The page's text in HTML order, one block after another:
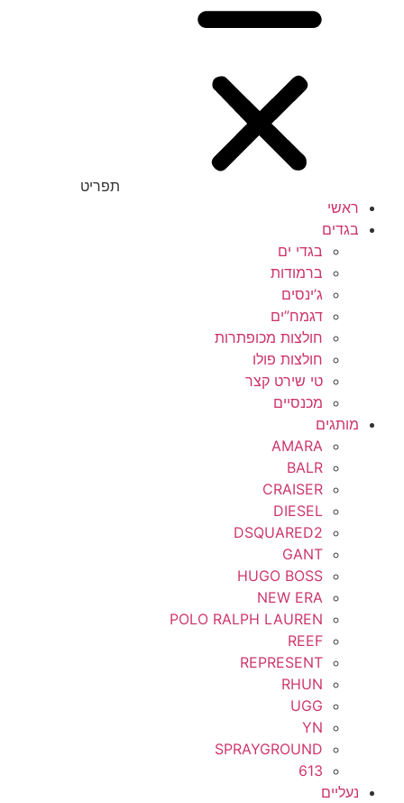
תפריט
ראשי
בגדים
בגדי ים
ברמודות
ג’ינסים
דגמח”ים
חולצות מכופתרות
חולצות פולו
טי שירט קצר
מכנסיים
מותגים
AMARA
BALR
CRAISER
DIESEL
DSQUARED2
GANT
HUGO BOSS
NEW ERA
POLO RALPH LAUREN
REEF
REPRESENT
RHUN
UGG
YN
SPRAYGROUND
613
נעליים